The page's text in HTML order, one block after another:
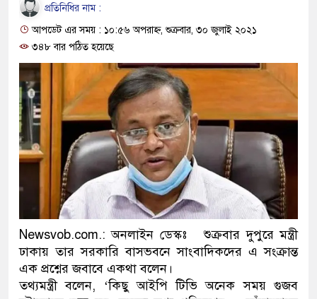
মাদক কারবারি গ্রেফতার
২৮ লাখ টাকার জাল নোটসহ
থানা পুলিশ
যেকোনো সময় বেনজীরের
নেতৃত্ব ও গণতন্ত্রের মূর্তমান
যে ভাবে ডেভিড ইমনের কাছে
‘আজহার খান’
অবৈধ বিদেশি পিস্তল,
প্রতিনিধির নাম :
আপডেট এর সময় : ১০:৫৬ অপরাহ্ন, শুক্রবার, ৩০ জুলাই ২০২১
৩৪৮ বার পঠিত হয়েছে
Newsvob.com.: অনলাইন ডেস্কঃ শুক্রবার দুপুরে মন্ত্রী
ঢাকায় তার সরকারি বাসভবনে সাংবাদিকদের এ সংক্রান্ত
এক প্রশ্নের জবাবে একথা বলেন।
তথ্যমন্ত্রী বলেন, ‘কিছু আইপি টিভি অনেক সময় গুজব